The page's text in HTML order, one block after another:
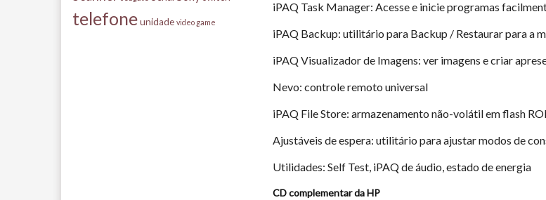
iPAQ Task Manager: Acesse e inicie programas
iPAQ Backup: utilitário para Backup / Restaurar para a
iPAQ Visualizador de Imagens: ver imagens e criar
Nevo: controle remoto universal
iPAQ File Store: armazenamento não-volátil em flash
Ajustáveis de espera: utilitário para ajustar modos de
Utilidades: Self Test, iPAQ de áudio, estado de energia
CD complementar da HP
telefoneunidade video game